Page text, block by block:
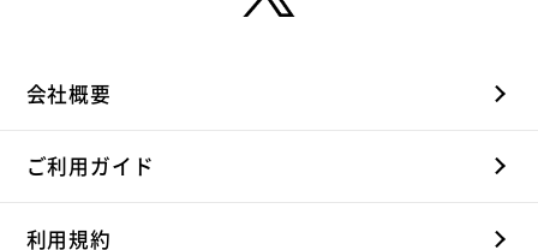
会社概要
ご利用ガイド
利用規約